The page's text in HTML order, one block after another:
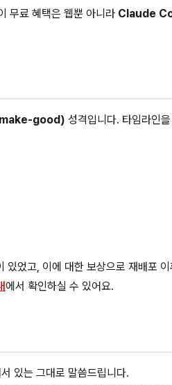
무료 혜택은 웹뿐 아니라 Claude
good) 성격입니다. 타임라인
었고, 이에 대한 보상으로 재배포
에서 확인하실 수 있어요.
있는 그대로 말씀드립니다.